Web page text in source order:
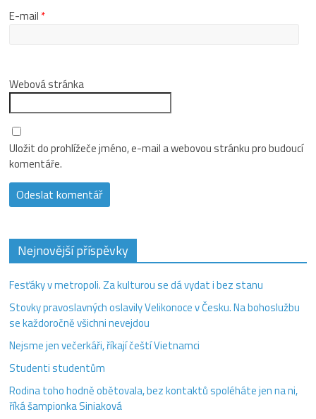
E-mail *
Webová stránka
Uložit do prohlížeče jméno, e-mail a webovou stránku pro budoucí
komentáře.
Nejnovější příspěvky
Fesťáky v metropoli. Za kulturou se dá vydat i bez stanu
Stovky pravoslavných oslavily Velikonoce v Česku. Na bohoslužbu
se každoročně všichni nevejdou
Nejsme jen večerkáři, říkají čeští Vietnamci
Studenti studentům
Rodina toho hodně obětovala, bez kontaktů spoléháte jen na ni,
říká šampionka Siniaková